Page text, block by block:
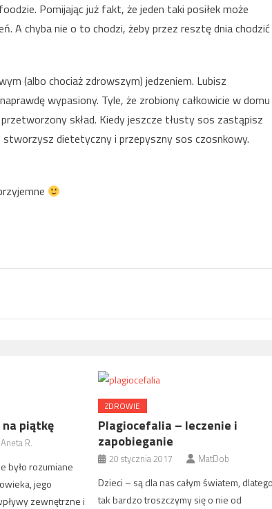
Pomijając już fakt, że jeden taki posiłek może
A chyba nie o to chodzi, żeby przez resztę dnia chodzić
(albo chociaż zdrowszym) jedzeniem. Lubisz
wypasiony. Tyle, że zrobiony całkowicie w domu
skład. Kiedy jeszcze tłusty sos zastąpisz
dietetyczny i przepyszny sos czosnkowy.
piątkę
Aneta R.
było rozumiane
jego
zewnętrzne i
ZDROWIE
Plagiocefalia – leczenie i
zapobieganie
20 stycznia 2017 MatDob
Dzieci – są dla nas całym światem,
tak bardzo troszczymy się o nie od